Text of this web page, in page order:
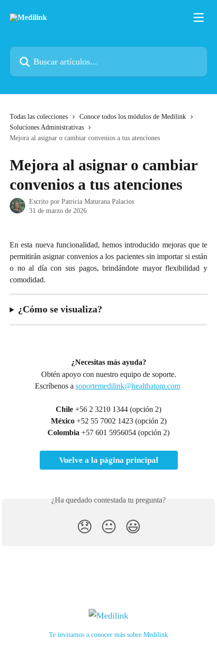
Buscar artículos...
Todas las colecciones
Conoce todos los módulos de Medilink
Soluciones Administrativas
Mejora al asignar o cambiar convenios a tus atenciones
Mejora al asignar o cambiar
convenios a tus atenciones
Escrito por Patricia Maturana Palacios
31 de marzo de 2026
En esta nueva funcionalidad, hemos introducido mejoras que te
permitirán asignar convenios a los pacientes sin importar si están
o no al día con sus pagos, brindándote mayor flexibilidad y
comodidad.
¿Cómo se visualiza?
¿Necesitas más ayuda?
Obtén apoyo con nuestro equipo de soporte.
Escríbenos a soportemedilink@healthatom.com
Chile +56 2 3210 1344 (opción 2)
México +52 55 7002 1423 (opción 2)
Colombia +57 601 5956054 (opción 2)
Vuelve a la página principal
¿Ha quedado contestada tu pregunta?
😞 😐 😃
Te invitamos a conocer más sobre Medilink